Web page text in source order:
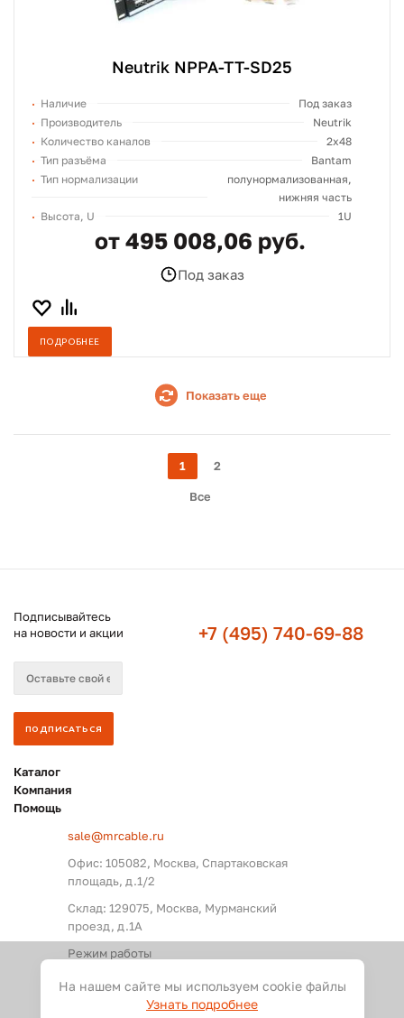
Neutrik NPPA-TT-SD25
Наличие
Под заказ
Производитель
Neutrik
Количество каналов
2x48
Тип разъёма
Bantam
Тип нормализации
полунормализованная,
нижняя часть
Высота, U
1U
от 495 008,06 руб.
Под заказ
ПОДРОБНЕЕ
Показать еще
1 2
Все
Подписывайтесь
на новости и акции
+7 (495) 740-69-88
Каталог
Компания
Помощь
sale@mrcable.ru
Офис: 105082, Москва, Спартаковская
площадь, д.1/2
Склад: 129075, Москва, Мурманский
проезд, д.1А
Режим работы
На нашем сайте мы используем cookie файлы
Узнать подробнее